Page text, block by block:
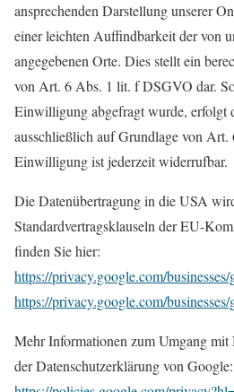
ansprechenden Darstellung unserer
einer leichten Auffindbarkeit der von
angegebenen Orte. Dies stellt ein
von Art. 6 Abs. 1 lit. f DSGVO dar.
Einwilligung abgefragt wurde, erfolgt
ausschließlich auf Grundlage von
Einwilligung ist jederzeit widerrufbar.
Die Datenübertragung in die USA
Standardvertragsklauseln der EU-
finden Sie hier:
https://privacy.google.com/
https://privacy.google.com/
Mehr Informationen zum Umgang
der Datenschutzerklärung von Google: